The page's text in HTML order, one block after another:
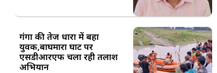
गंगा की तेज धारा में बहा
युवक,बाघमारा घाट पर
एसडीआरएफ चला रही तलाश
अभियान